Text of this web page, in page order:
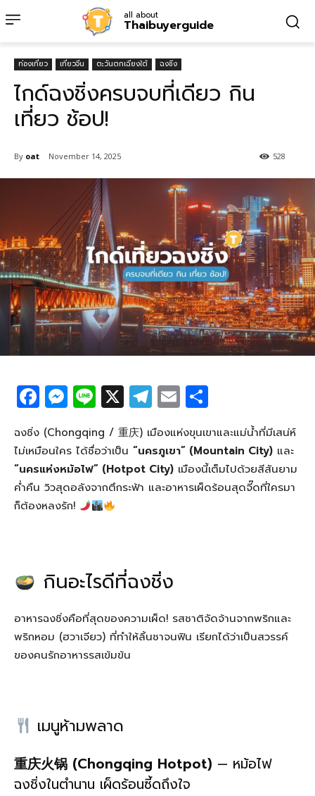
all about
Thaibuyerguide
ท่องเที่ยว เที่ยวจีน ตะวันตกเฉียงใต้ ฉงชิ่ง
ไกด์ฉงชิ่งครบจบที่เดียว กิน
เที่ยว ช้อป!
By oat November 14, 2025 528
F
a
c
e
b
o
M
e
ss
e
n
g
Li
n
e
X T
el
e
g
ra
E
m
ailar
e
ฉงชิ่ง (Chongqing / 重庆) เมืองแห่งขุนเขาและแม่น้ำที่มีเสน่ห์
ไม่เหมือนใคร ได้ชื่อว่าเป็น “นครภูเขา” (Mountain City) และ
“นครแห่งหม้อไฟ” (Hotpot City) เมืองนี้เต็มไปด้วยสีสันยาม
ค่ำคืน วิวสุดอลังจากตึกระฟ้า และอาหารเผ็ดร้อนสุดจี๊ดที่ใครมา
ก็ต้องหลงรัก!
กินอะไรดีที่ฉงชิ่ง
อาหารฉงชิ่งคือที่สุดของความเผ็ด! รสชาติจัดจ้านจากพริกและ
พริกหอม (ฮวาเจียว) ที่ทำให้ลิ้นชาจนฟิน เรียกได้ว่าเป็นสวรรค์
ของคนรักอาหารรสเข้มข้น
เมนูห้ามพลาด
重庆火锅 (Chongqing Hotpot) — หม้อไฟ
ฉงชิ่งในตำนาน เผ็ดร้อนซี้ดถึงใจ